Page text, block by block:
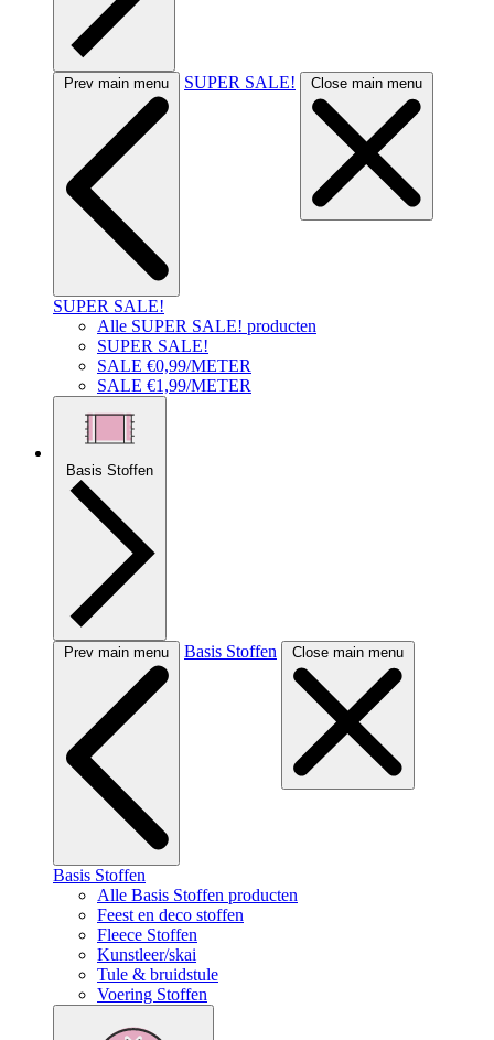
Prev main menu SUPER SALE! Close main menu
SUPER SALE!
Alle SUPER SALE! producten
SUPER SALE!
SALE €0,99/METER
SALE €1,99/METER
Basis Stoffen
Prev main menu Basis Stoffen Close main menu
Basis Stoffen
Alle Basis Stoffen producten
Feest en deco stoffen
Fleece Stoffen
Kunstleer/skai
Tule & bruidstule
Voering Stoffen